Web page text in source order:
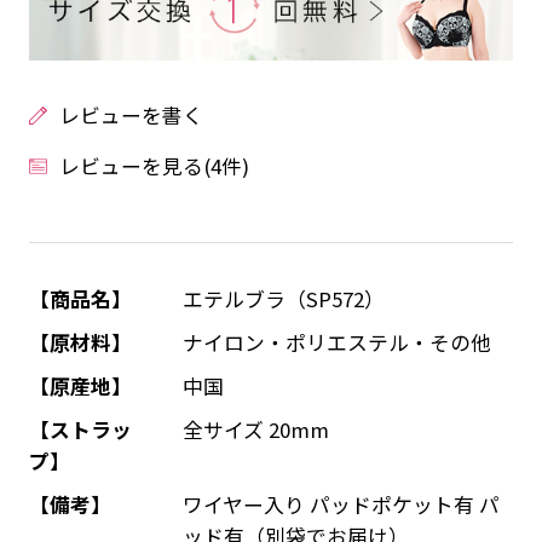
レビューを書く
レビューを見る(4件)
【商品名】
エテルブラ（SP572）
【原材料】
ナイロン・ポリエステル・その他
【原産地】
中国
【ストラッ
プ】
全サイズ 20mm
【備考】
ワイヤー入り パッドポケット有 パ